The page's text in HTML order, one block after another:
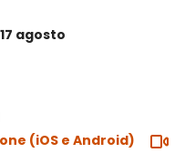
agosto
(iOS e Android)